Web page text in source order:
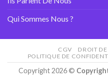
Qui Sommes Nous ?
CGV DROIT
POLITIQUE DE
Copyright 2026 ©